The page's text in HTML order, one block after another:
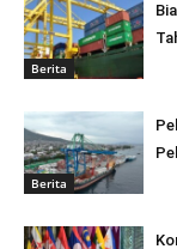
Berita
Berita